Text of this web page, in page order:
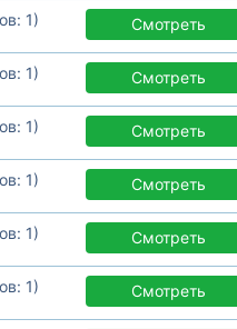
1) Смотреть
1) Смотреть
1) Смотреть
1) Смотреть
1) Смотреть
1) Смотреть